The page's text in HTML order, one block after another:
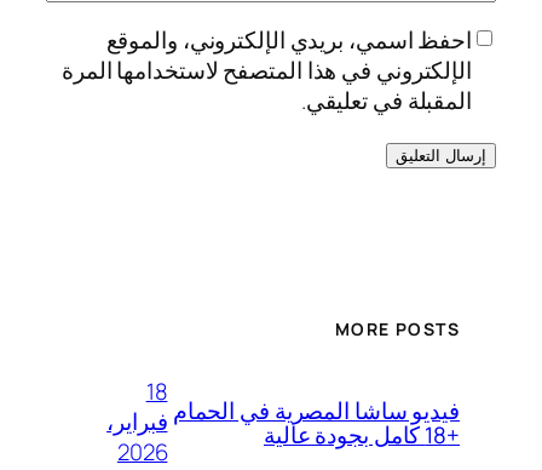
احفظ اسمي، بريدي الإلكتروني، والموقع
الإلكتروني في هذا المتصفح لاستخدامها المرة
المقبلة في تعليقي.
MORE POSTS
فيديو ساشا المصرية في الحمام
+18 كامل بجودة عالية
18
فبراير،
2026